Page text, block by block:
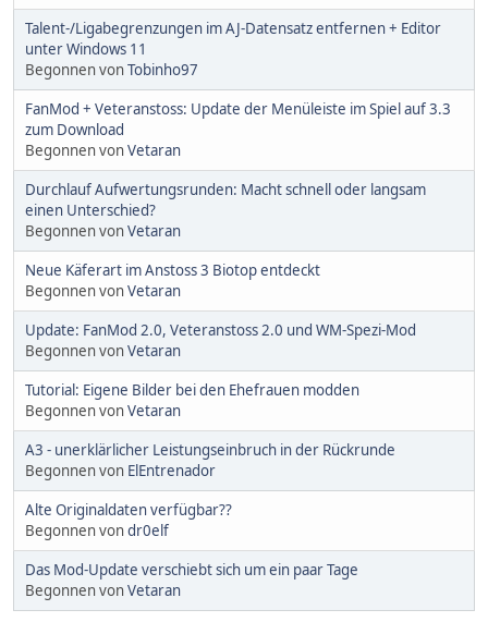
Talent-/Ligabegrenzungen im AJ-Datensatz entfernen + Editor
unter Windows 11
Begonnen vonTobinho97
FanMod + Veteranstoss: Update der Menüleiste im Spiel auf 3.3
zum Download
Begonnen vonVetaran
Durchlauf Aufwertungsrunden: Macht schnell oder langsam
einen Unterschied?
Begonnen vonVetaran
Neue Käferart im Anstoss 3 Biotop entdeckt
Begonnen vonVetaran
Update: FanMod 2.0, Veteranstoss 2.0 und WM-Spezi-Mod
Begonnen vonVetaran
Tutorial: Eigene Bilder bei den Ehefrauen modden
Begonnen vonVetaran
A3 - unerklärlicher Leistungseinbruch in der Rückrunde
Begonnen von ElEntrenador
Alte Originaldaten verfügbar??
Begonnen vondr0elf
Das Mod-Update verschiebt sich um ein paar Tage
Begonnen vonVetaran